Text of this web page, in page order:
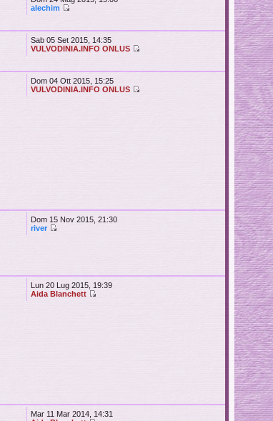
alechim
Sab 05 Set 2015, 14:35
VULVODINIA.INFO ONLUS
Dom 04 Ott 2015, 15:25
VULVODINIA.INFO ONLUS
Dom 15 Nov 2015, 21:30
river
Lun 20 Lug 2015, 19:39
Aida Blanchett
Mar 11 Mar 2014, 14:31